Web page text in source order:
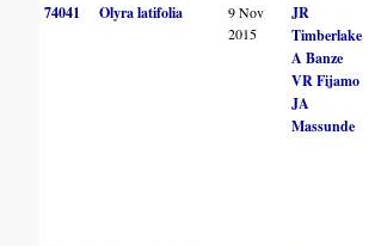
74041 Olyra latifolia
9 Nov
2015
JR
Timberlake
A Banze
VR Fijamo
JA
Massunde